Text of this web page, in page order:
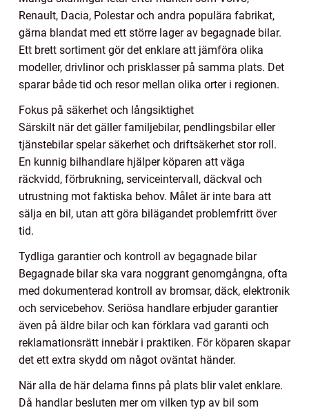
Renault, Dacia, Polestar och andra populära fabrikat,
gärna blandat med ett större lager av begagnade bilar.
Ett brett sortiment gör det enklare att jämföra olika
modeller, drivlinor och prisklasser på samma plats. Det
sparar både tid och resor mellan olika orter i regionen.
Fokus på säkerhet och långsiktighet
Särskilt när det gäller familjebilar, pendlingsbilar eller
tjänstebilar spelar säkerhet och driftsäkerhet stor roll.
En kunnig bilhandlare hjälper köparen att väga
räckvidd, förbrukning, serviceintervall, däckval och
utrustning mot faktiska behov. Målet är inte bara att
sälja en bil, utan att göra bilägandet problemfritt över
tid.
Tydliga garantier och kontroll av begagnade bilar
Begagnade bilar ska vara noggrant genomgångna, ofta
med dokumenterad kontroll av bromsar, däck, elektronik
och servicebehov. Seriösa handlare erbjuder garantier
även på äldre bilar och kan förklara vad garanti och
reklamationsrätt innebär i praktiken. För köparen skapar
det ett extra skydd om något oväntat händer.
När alla de här delarna finns på plats blir valet enklare.
Då handlar besluten mer om vilken typ av bil som